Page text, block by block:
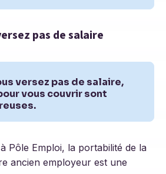
pas de salaire
versez pas de salaire,
vous couvrir sont
Pôle Emploi, la portabilité de la
ancien employeur est une